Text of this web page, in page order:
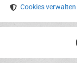
Cookies verwalten